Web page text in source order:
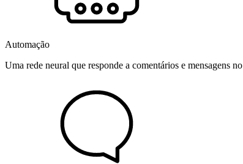
Automação
Uma rede neural que responde a comentários e mensagens